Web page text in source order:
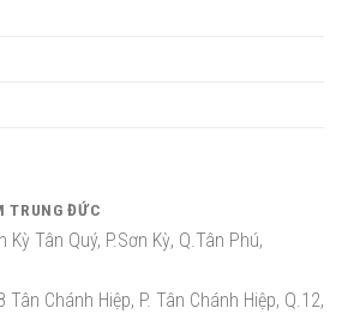
TRUNG ĐỨC
Kỳ Tân Quý, P.Sơn Kỳ, Q.Tân Phú,
Tân Chánh Hiệp, P. Tân Chánh Hiệp, Q.12,